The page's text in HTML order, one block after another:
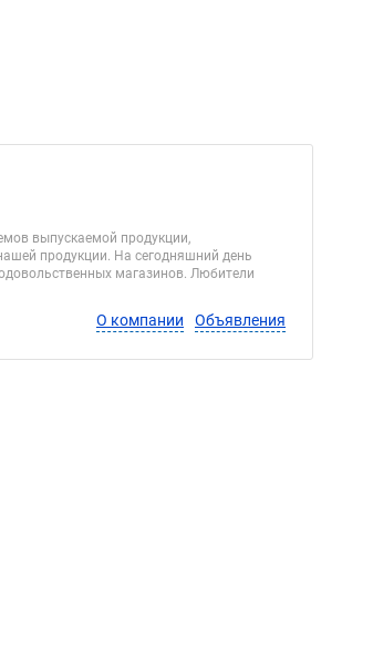
выпускаемой продукции,
продукции. На сегодняшний день
магазинов. Любители
О компании Объявления